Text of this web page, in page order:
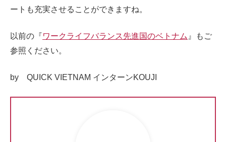
ートも充実させることができますね。
以前の『ワークライフバランス先進国のベトナム 』もご
参照ください。
by QUICK VIETNAM インターンKOUJI